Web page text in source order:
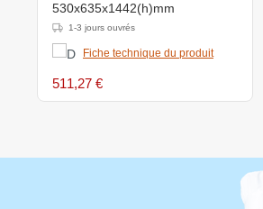
530x635x1442(h)mm
1-3 jours ouvrés
Fiche technique du produit
511,27 €